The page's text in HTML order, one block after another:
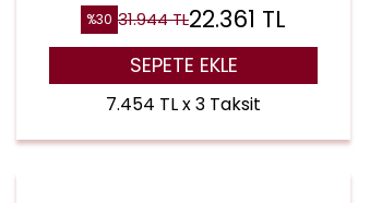
%30 31.944TL22.361 TL
SEPETE EKLE
7.454 TL x 3 Taksit